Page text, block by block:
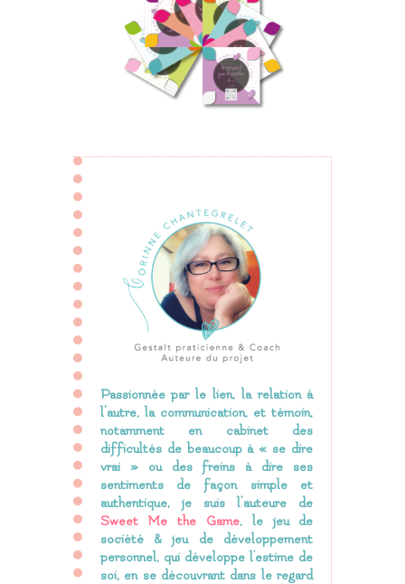
Passionnée par le lien, la relation à
l’autre, la communication, et témoin,
notamment en cabinet des
difficultés de beaucoup à « se dire
vrai » ou des freins à dire ses
sentiments de façon simple et
authentique, je suis l’auteure de
Sweet Me the Game, le jeu de
société & jeu de développement
personnel, qui développe l'estime de
soi, en se découvrant dans le regard